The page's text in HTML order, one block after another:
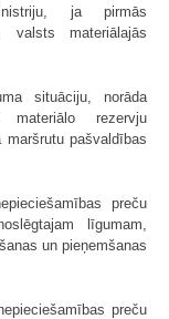
ja pirmās
valsts materiālajās
situāciju, norāda
materiālo rezervju
pašvaldības
preču
līgumam,
un pieņemšanas
preču